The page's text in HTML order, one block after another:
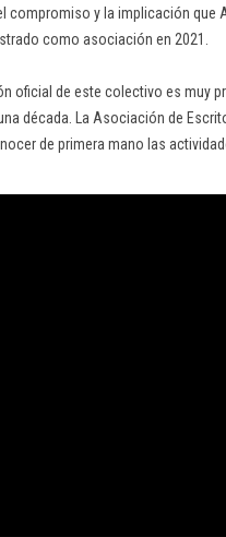
compromiso y la implicación que
como asociación en 2021.
oficial de este colectivo es muy
década. La Asociación de
de primera mano las